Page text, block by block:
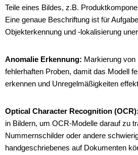
Teile eines Bildes, z.B.
Eine genaue Beschriftung ist für
Objekterkennung und -lokalisierung
Anomalie Erkennung: Markierung von
fehlerhaften Proben, damit das Modell
erkennen und Unregelmäßigkeiten
Optical Character Recognition (OCR):
in Bildern, um OCR-Modelle darauf zu
Nummernschilder oder andere
handgeschriebenes auf Dokumenten